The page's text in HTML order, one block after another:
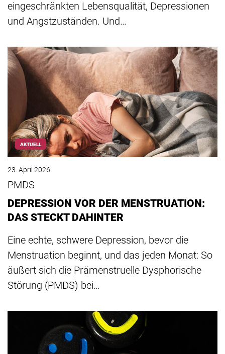
eingeschränkten Lebensqualität, Depressionen
und Angstzuständen. Und…
AKTUELL
23. April 2026
PMDS
DEPRESSION VOR DER MENSTRUATION:
DAS STECKT DAHINTER
Eine echte, schwere Depression, bevor die
Menstruation beginnt, und das jeden Monat: So
äußert sich die Prämenstruelle Dysphorische
Störung (PMDS) bei…